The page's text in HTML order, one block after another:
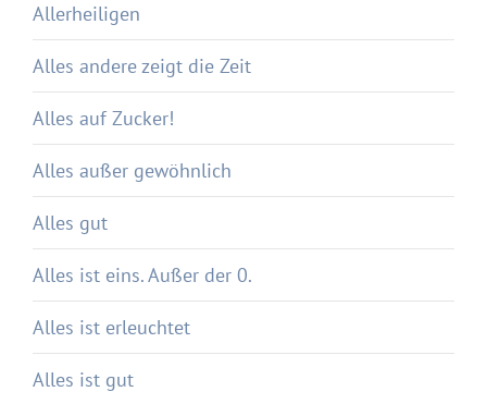
Allerheiligen
Alles andere zeigt die Zeit
Alles auf Zucker!
Alles außer gewöhnlich
Alles gut
Alles ist eins. Außer der 0.
Alles ist erleuchtet
Alles ist gut